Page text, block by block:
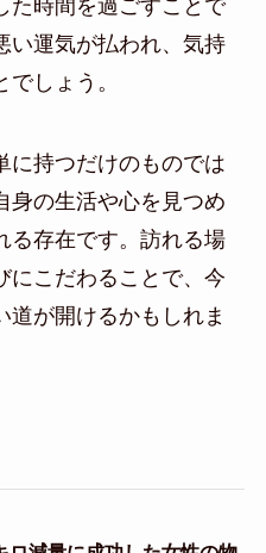
た時間を過ごすことで
い運気が払われ、気持
しょう。
に持つだけのものでは
身の生活や心を見つめ
る存在です。訪れる場
にこだわることで、今
道が開けるかもしれま